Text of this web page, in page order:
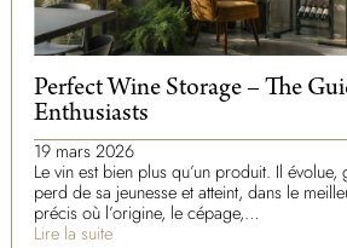
Perfect Wine Storage – The
Enthusiasts
19 mars 2026
Le vin est bien plus qu’un produit. Il
perd de sa jeunesse et atteint, dans le
précis où l’origine, le cépage,…
Lire la suite